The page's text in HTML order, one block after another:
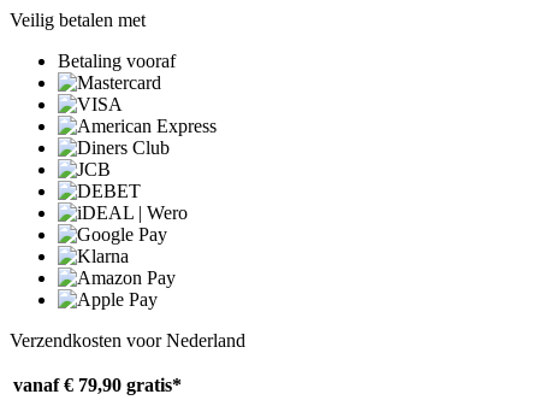
Veilig betalen met
Betaling vooraf
Verzendkosten voor Nederland
vanaf € 79,90 gratis*